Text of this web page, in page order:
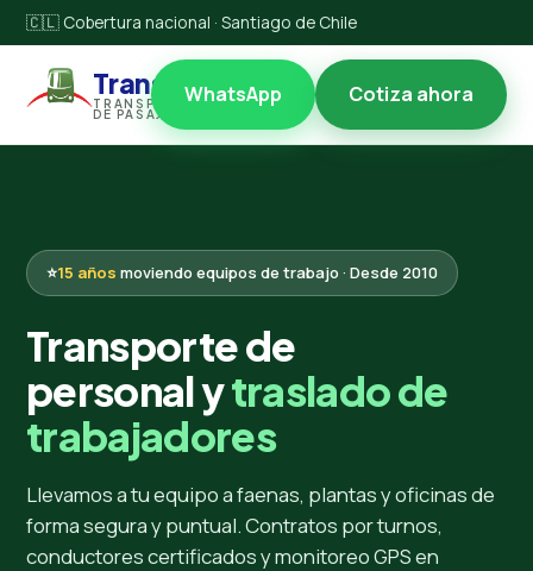
🇨🇱 Cobertura nacional · Santiago de Chile
Transccl
TRANSPORTES
DE PASAJEROS
WhatsApp Cotiza ahora
⭐15 años moviendo equipos de trabajo · Desde 2010
Transporte de
personal ytraslado de
trabajadores
Llevamos a tu equipo a faenas, plantas y oficinas de
forma segura y puntual. Contratos por turnos,
conductores certificados y monitoreo GPS en